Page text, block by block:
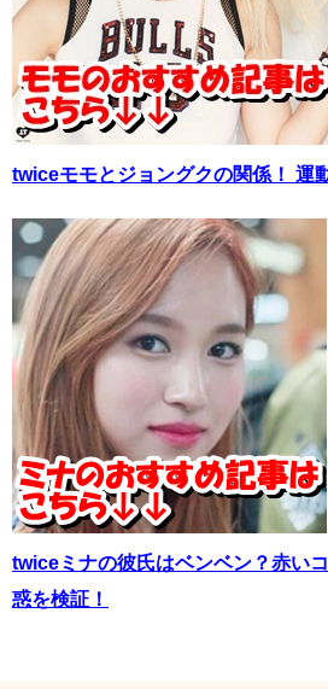
twiceモモとジョングクの関係！ 運
twiceミナの彼氏はベンベン？赤い
惑を検証！